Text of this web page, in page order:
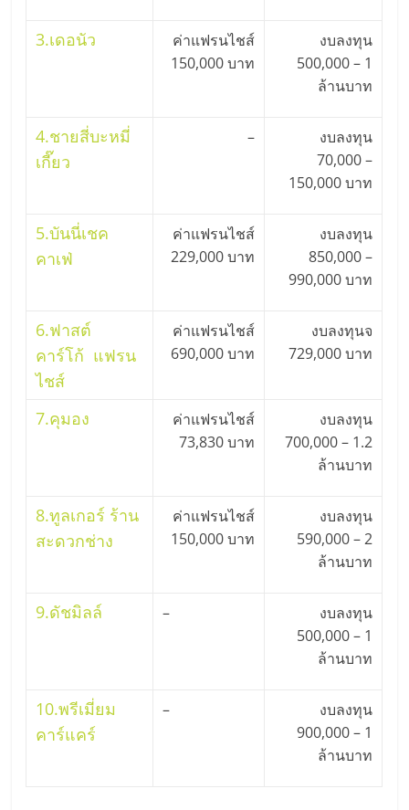
3.เดอนัว
ค่าแฟรนไชส์
150,000 บาท
งบลงทุน
500,000 – 1
ล้านบาท
4.ชายสี่บะหมี่
เกี๊ยว
–
งบลงทุน
70,000 –
150,000 บาท
5.บันนี่เชค
คาเฟ่
ค่าแฟรนไชส์
229,000 บาท
งบลงทุน
850,000 –
990,000 บาท
6.ฟาสต์
คาร์โก้ แฟรน
ไชส์
ค่าแฟรนไชส์
690,000 บาท
งบลงทุนจ
729,000 บาท
7.คุมอง
ค่าแฟรนไชส์
73,830 บาท
งบลงทุน
700,000 – 1.2
ล้านบาท
8.ทูลเกอร์ ร้าน
สะดวกช่าง
ค่าแฟรนไชส์
150,000 บาท
งบลงทุน
590,000 – 2
ล้านบาท
9.ดัชมิลล์ –
งบลงทุน
500,000 – 1
ล้านบาท
10.พรีเมี่ยม
คาร์แคร์
–
งบลงทุน
900,000 – 1
ล้านบาท